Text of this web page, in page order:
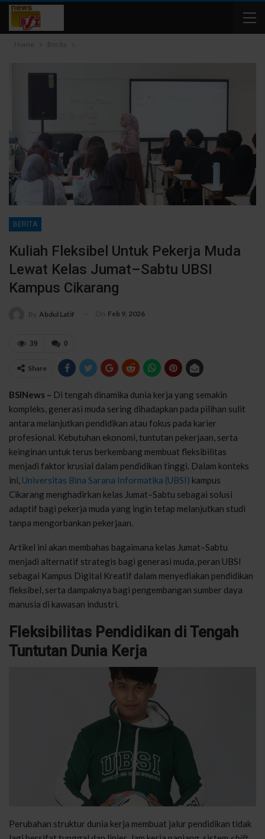
Home Berita
BERITA
Kuliah Fleksibel Untuk Pekerja Muda
Lewat Kelas Jumat–Sabtu UBSI
Kampus Cikarang
By Abdul Latif On Feb 9, 2026
0
39
Share
BSINews – Di tengah dinamika dunia kerja yang semakin
kompleks, generasi muda sering dihadapkan pada pilihan sulit
antara melanjutkan pendidikan atau fokus pada karier
profesional. Kebutuhan ekonomi, tuntutan pekerjaan, serta
keinginan untuk terus berkembang membuat fleksibilitas
menjadi faktor krusial dalam pendidikan tinggi. Dalam konteks
ini, Universitas Bina Sarana Informatika (UBSI) kampus
Cikarang menghadirkan kelas Jumat–Sabtu sebagai solusi
adaptif bagi pekerja muda yang ingin tetap melanjutkan studi
tanpa mengorbankan pekerjaan.
Artikel ini akan membahas bagaimana kelas Jumat–Sabtu
menjadi alternatif strategis bagi generasi muda, peran UBSI
sebagai Kampus Digital Kreatif dalam menyediakan pendidikan
fleksibel, serta dampaknya bagi pengembangan sumber daya
manusia di kawasan industri.
Fleksibilitas Pendidikan di Tengah
Tuntutan Dunia Kerja
Perubahan struktur dunia kerja membuat jalur pendidikan tidak